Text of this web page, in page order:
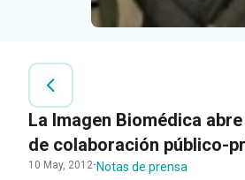
La Imagen Biomédica
de colaboración público-
10 May, 2012· Notas de prensa